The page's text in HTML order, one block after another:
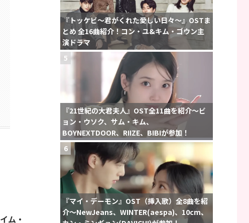
イム・
『トッケビ〜君がくれた愛しい日々〜』OSTま
とめ 全16曲紹介！コン・ユ&キム・ゴウン主
演ドラマ
5
『21世紀の大君夫人』OST全11曲を紹介〜ビ
ョン・ウソク、サム・キム、
BOYNEXTDOOR、RIIZE、BIBIが参加！
6
『マイ・デーモン』OST（挿入歌）全8曲を紹
介〜NewJeans、WINTER(aespa)、10cm、